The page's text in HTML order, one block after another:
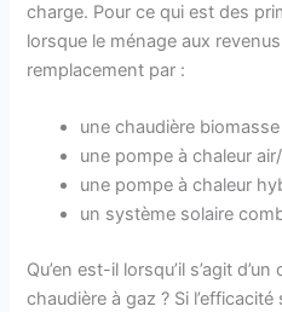
charge. Pour ce qui est des
lorsque le ménage aux
remplacement par :
une chaudière
une pompe à chaleur
une pompe à chaleur
un système solaire
Qu’en est-il lorsqu’il s’agit
chaudière à gaz ? Si